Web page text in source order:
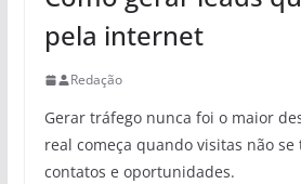
pela internet
Redação
Gerar tráfego nunca foi o maior
real começa quando visitas não
contatos e oportunidades.